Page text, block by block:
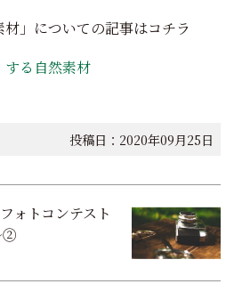
」についての記事はコチラ
する自然素材
投稿日：2020年09月25日
ォトコンテスト
②